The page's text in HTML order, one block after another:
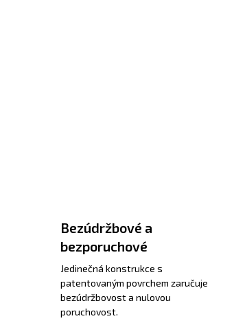
Bezúdržbové a
bezporuchové
Jedinečná konstrukce s
patentovaným povrchem zaručuje
bezúdržbovost a nulovou
poruchovost.